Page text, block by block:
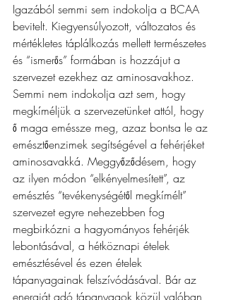
Igazából semmi sem indokolja a BCAA
bevitelt. Kiegyensúlyozott, változatos és
mértékletes táplálkozás mellett természetes
és “ismerős” formában is hozzájut a
szervezet ezekhez az aminosavakhoz.
Semmi nem indokolja azt sem, hogy
megkíméljük a szervezetünket attól, hogy
ő maga eméssze meg, azaz bontsa le az
emésztőenzimek segítségével a fehérjéket
aminosavakká. Meggyőződésem, hogy
az ilyen módon “elkényelmesített”, az
emésztés “tevékenységétől megkímélt”
szervezet egyre nehezebben fog
megbirkózni a hagyományos fehérjék
lebontásával, a hétköznapi ételek
emésztésével és ezen ételek
tápanyagainak felszívódásával. Bár az
energiát adó tápanyagok közül valóban